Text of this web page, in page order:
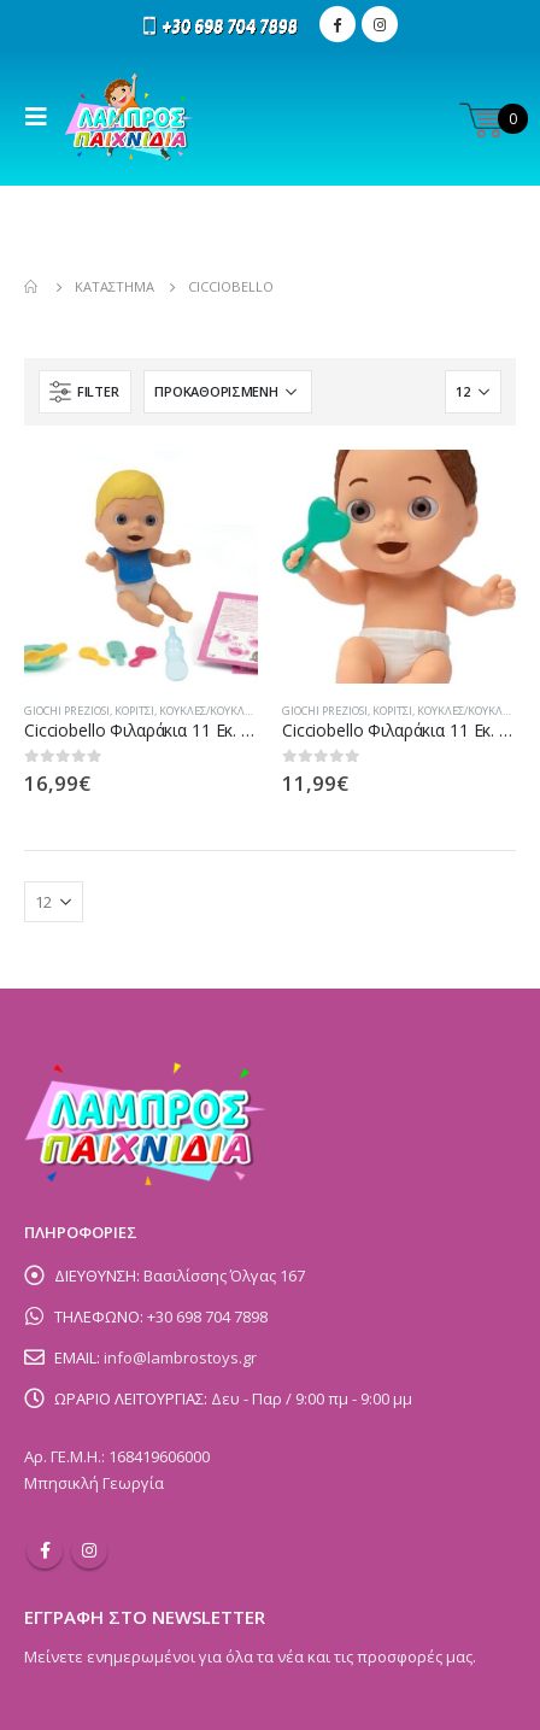
0
ΚΑΤΆΣΤΗΜΑ CICCIOBELLO
FILTER
GIOCHI PREZIOSI ΚΟΡΊΤΣΙ ΚΟΎΚΛΕΣ/ΚΟΥΚΛΆΚΙΑ
Cicciobello Φιλαράκια 11 Εκ. & Αξεσουάρ 3 Σχέδια (CC001400)
0 out of 5
16,99€
GIOCHI PREZIOSI ΚΟΡΊΤΣΙ ΚΟΎΚΛΕΣ/ΚΟΥΚΛΆΚΙΑ
Cicciobello Φιλαράκια 11 Εκ. 5 Σχέδια (CC001400)
0 out of 5
11,99€
ΠΛΗΡΟΦΟΡΙΕΣ
ΔΙΕΥΘΥΝΣΗ: Βασιλίσσης Όλγας 167
ΤΗΛΕΦΩΝΟ: +30 698 704 7898
EMAIL: info@lambrostoys.gr
ΩΡΑΡΙΟ ΛΕΙΤΟΥΡΓΙΑΣ: Δευ - Παρ / 9:00 πμ - 9:00 μμ
Αρ. ΓΕ.Μ.Η.: 168419606000
Μπησικλή Γεωργία
ΕΓΓΡΑΦΗ ΣΤΟ NEWSLETTER
Μείνετε ενημερωμένοι για όλα τα νέα και τις προσφορές μας.